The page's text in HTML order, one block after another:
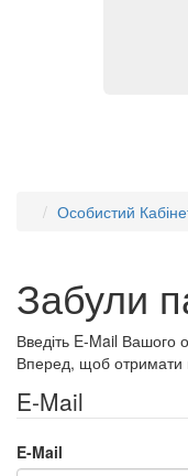
Особистий
Забули
Введіть E-Mail Вашого
Вперед, щоб
E-Mail
E-Mail